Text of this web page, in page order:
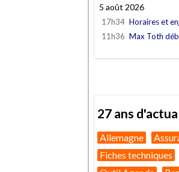
5 août 2026
17h34 Horaires et
11h36 Max Toth
27 ans
Allemagne
Fiches techniques